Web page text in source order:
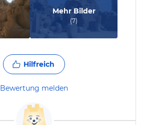
Mehr Bilder
(7)
Hilfreich
Bewertung melden